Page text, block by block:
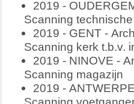
2019 -
Scanning
2019 - GENT -
Scanning kerk t.b.v.
2019 - NINOVE -
Scanning magazijn
2019 -